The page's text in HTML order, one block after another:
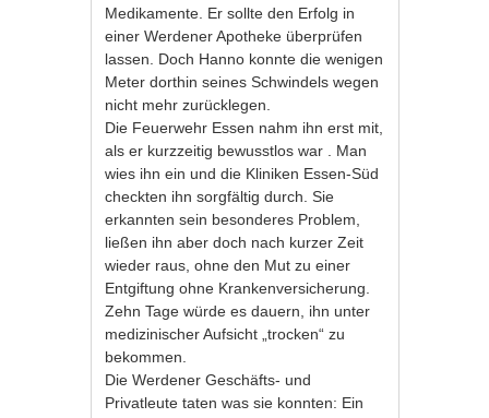
Medikamente. Er sollte den Erfolg in
einer Werdener Apotheke überprüfen
lassen. Doch Hanno konnte die wenigen
Meter dorthin seines Schwindels wegen
nicht mehr zurücklegen.
Die Feuerwehr Essen nahm ihn erst mit,
als er kurzzeitig bewusstlos war . Man
wies ihn ein und die Kliniken Essen-Süd
checkten ihn sorgfältig durch. Sie
erkannten sein besonderes Problem,
ließen ihn aber doch nach kurzer Zeit
wieder raus, ohne den Mut zu einer
Entgiftung ohne Krankenversicherung.
Zehn Tage würde es dauern, ihn unter
medizinischer Aufsicht „trocken“ zu
bekommen.
Die Werdener Geschäfts- und
Privatleute taten was sie konnten: Ein